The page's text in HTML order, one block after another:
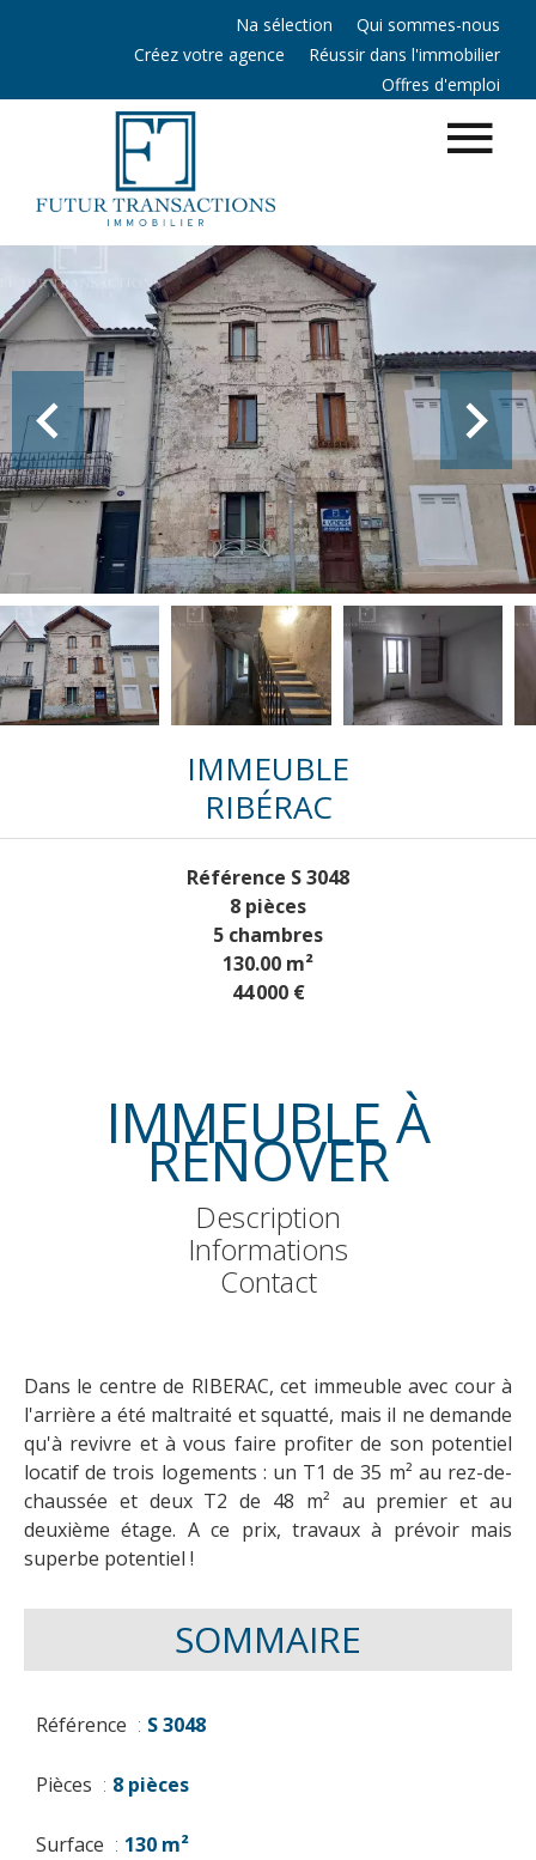
Na sélection
Qui sommes-nous
Créez votre agence
Réussir dans l'immobilier
Offres d'emploi
IMMEUBLE
RIBÉRAC
Référence S 3048
8 pièces
5 chambres
130.00 m²
44 000 €
IMMEUBLE À
RÉNOVER
Description
Informations
Contact
Dans le centre de RIBERAC, cet immeuble avec cour à
l'arrière a été maltraité et squatté, mais il ne demande
qu'à revivre et à vous faire profiter de son potentiel
locatif de trois logements : un T1 de 35 m² au rez-de-
chaussée et deux T2 de 48 m² au premier et au
deuxième étage. A ce prix, travaux à prévoir mais
superbe potentiel !
SOMMAIRE
Référence S 3048
Pièces 8 pièces
Surface 130 m²